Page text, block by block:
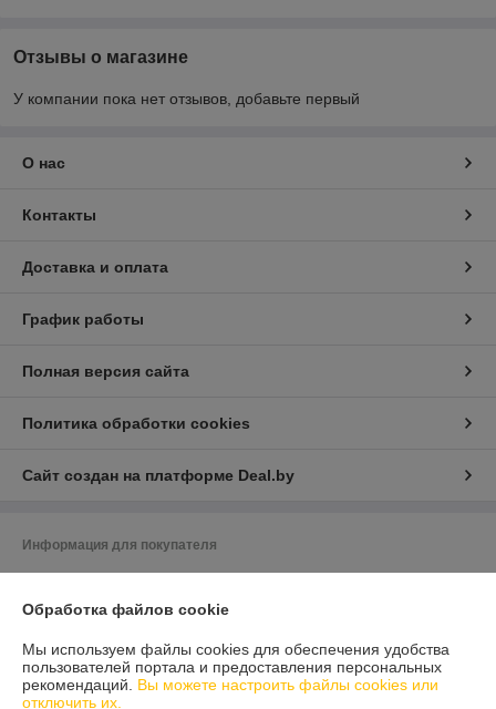
Отзывы о магазине
У компании пока нет отзывов, добавьте первый
О нас
Контакты
Доставка и оплата
График работы
Полная версия сайта
Политика обработки cookies
Сайт создан на платформе Deal.by
Информация для покупателя
УНП: 193543133
Регистрационный орган: Минский горисполком
Обработка файлов cookie
Мы используем файлы cookies для обеспечения удобства
пользователей портала и предоставления персональных
рекомендаций. Вы можете настроить файлы cookies или
отключить их.